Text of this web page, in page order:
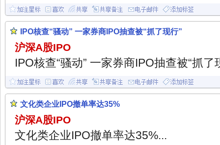
IPO核查“骚动” 一家券商IPO抽查被“抓了现行”
沪深A股IPO
IPO核查“骚动” 一家券商IPO抽查被“抓了
文化类企业IPO撤单率达35%
沪深A股IPO
文化类企业IPO撤单率达35%...